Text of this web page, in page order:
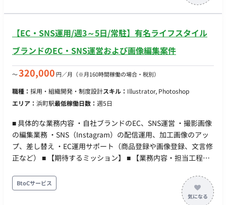
承認取得、取引先への発注、経理連携、開発チームへのコード
ム（Google、TikTok、X、LINE等）への素材・テキスト入稿お
よび設定 プレスリリース対応（月1回程度）：原稿作成、校
部門のメンバーと連携しながら業務を進めていただきます。開
ます。 ■業務の流れ 日次の在庫チェックやSNS投稿管理、週次
の広告入稿など、各業務のスケジュールに沿って自走していた
がら進めます。 ■開発環境（言語、FW、DB、インフラ、ツー
ル） OS：Windows／Mac ツール：Backlog、Excel（管理表更
新）、各種SNS管理画面、広告管理画面、チャットツール ■開
発フェーズと予定 運用フェーズ（継続的な運用・保守および改
善） ■案件の魅力 SNS、広告、事務、ディレクションと幅広い
スキルを実務で磨くことができます。 大手サービスの裏側を支
【EC・SNS運用/週3～5日/常駐】有名ライフスタイル
ブランドのEC・SNS運営および画像編集案件
〜320,000 円／月 （※月160時間稼働の場合・税別）
職種： 採用・組織開発・制度設計スキル： Illustrator, Photoshop
エリア： 浜町駅最低稼働日数： 週5日
■ 具体的な業務内容 ・自社ブランドのEC、SNS運営 ・撮影画像
の編集業務 ・SNS（Instagram）の配信運用、加工画像のアッ
プ、差し替え ・EC運用サポート（商品登録や画像登録、文言修
正など） ■ 【期待するミッション】 ■ 【業務内容・担当工程】
ンドにおけるECサイトの運用サポートや、Instagramを中心と
したSNSの配信運用・画像編集をご担当いただきます。 ■ 【使
BtoCサービス